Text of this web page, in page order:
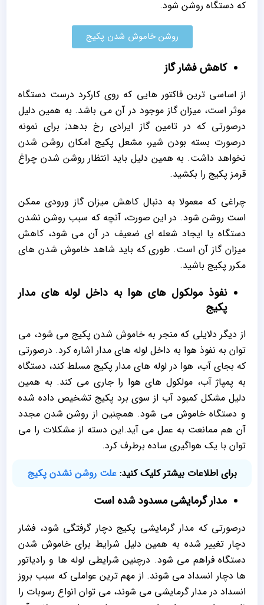
که دستگاه روشن شود.
روشن خاموش شدن پکیج
کاهش فشار گاز
از اساسی ترین فاکتور هایی که روی کارکرد درست دستگاه
موثر است، میزان گاز موجود در آن می باشد. به همین دلیل
درصورتی که در تامین گاز ایرادی رخ بدهد; برای نمونه
درصورت بسته بودن شیر، مشعل پکیج امکان روشن شدن
نخواهد داشت. به همین دلیل باید انتظار روشن شدن چراغ
قرمز پکیج را بکشید.
چراغی که معمولا به دنبال کاهش میزان گاز ورودی ممکن
است روشن شود. در این صورت، آنچه که سبب روشن نشدن
دستگاه یا ایجاد شعله ای ضعیف در آن می شود، کاهش
میزان گاز آن است. طوری که باید شاهد خاموش شدن های
مکرر پکیج باشید.
نفوذ مولکول های هوا به داخل لوله های مدار
پکیج
از دیگر دلایلی که منجر به خاموش شدن پکیج می شود، می
توان به نفوذ هوا به داخل لوله های مدار اشاره کرد. درصورتی
که بجای آب، هوا در لوله های مدار پکیج مسلط کند، دستگاه
به پمپاژ آب، مولکول های هوا را جاری می کند. به همین
دلیل مشکل کمبود آب از سوی برد پکیج تشخیص داده شده
و دستگاه خاموش می شود. همچنین از روشن شدن مجدد
آن هم ممانعت به عمل می آید.این دسته از مشکلات را می
توان با یک هواگیری ساده برطرف کرد.
برای اطلاعات بیشتر کلیک کنید:علت روشن نشدن پکیج
مدار گرمایشی مسدود شده است
درصورتی که مدار گرمایشی پکیج دچار گرفتگی شود، فشار
دچار تغییر شده به همین دلیل شرایط برای خاموش شدن
دستگاه فراهم می شود. درچنین شرایطی لوله ها و رادیاتور
ها دچار انسداد می شوند. از مهم ترین عواملی که سبب بروز
انسداد در مدار گرمایشی می شوند، می توان انواع رسوبات را